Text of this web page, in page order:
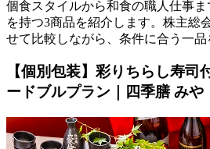
個食スタイルから和食の職人仕事
を持つ3商品を紹介します。株主総
せて比較しながら、条件に合う一品
【個別包装】彩りちらし寿司
ードブルプラン｜四季膳 みや